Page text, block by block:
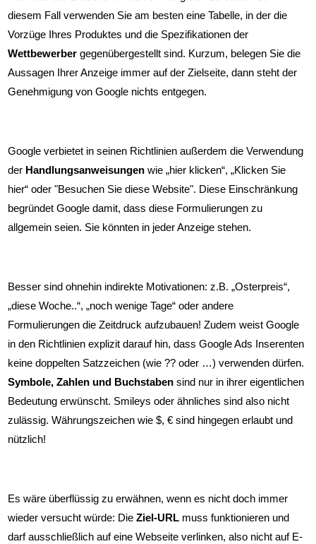
diesem Fall verwenden Sie am besten eine Tabelle, in der die
Vorzüge Ihres Produktes und die Spezifikationen der
Wettbewerber gegenübergestellt sind. Kurzum, belegen Sie die
Aussagen Ihrer Anzeige immer auf der Zielseite, dann steht der
Genehmigung von Google nichts entgegen.
Google verbietet in seinen Richtlinien außerdem die Verwendung
der Handlungsanweisungen wie „hier klicken“, „Klicken Sie
hier“ oder "Besuchen Sie diese Website". Diese Einschränkung
begründet Google damit, dass diese Formulierungen zu
allgemein seien. Sie könnten in jeder Anzeige stehen.
Besser sind ohnehin indirekte Motivationen: z.B. „Osterpreis“,
„diese Woche..“, „noch wenige Tage“ oder andere
Formulierungen die Zeitdruck aufzubauen! Zudem weist Google
in den Richtlinien explizit darauf hin, dass Google Ads Inserenten
keine doppelten Satzzeichen (wie ?? oder …) verwenden dürfen.
Symbole, Zahlen und Buchstaben sind nur in ihrer eigentlichen
Bedeutung erwünscht. Smileys oder ähnliches sind also nicht
zulässig. Währungszeichen wie $, € sind hingegen erlaubt und
nützlich!
Es wäre überflüssig zu erwähnen, wenn es nicht doch immer
wieder versucht würde: DieZiel-URL muss funktionieren und
darf ausschließlich auf eine Webseite verlinken, also nicht auf E-